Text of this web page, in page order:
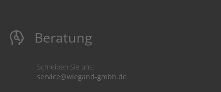
Beratung
Schreiben Sie uns:
service@wiegand-gmbh.de